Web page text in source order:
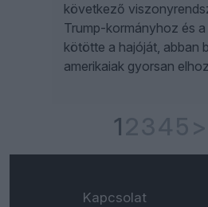
következő
Trump-kormányhoz és
kötötte a hajóját, abban
amerikaiak gyorsan
1
Kapcsolat